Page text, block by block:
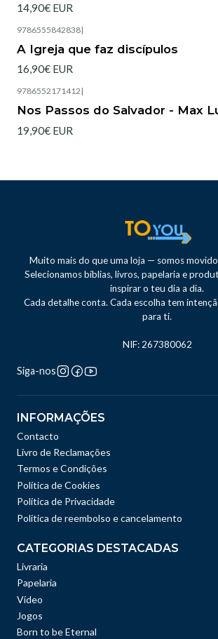
14,90€ EUR
9786555842838|
A Igreja que faz discípulos
16,90€ EUR
9786552171412 |
Nos Passos do Salvador - Max
19,90€ EUR
Muito mais do que uma loja — somos
Selecionamos bíblias, livros, papelaria e
inspirar o teu dia a dia.
Cada detalhe conta. Cada escolha tem
para ti.
NIF: 267380062
Siga-nos
INFORMAÇÕES
Contacto
Livro de Reclamações
Termos e Condições
Política de Cookies
Política de Privacidade
Politica de reembolso e cancelamento
CATEGORIAS DESTACADAS
Livraria
Papelaria
Vídeo
Jogos
Born to be Eternal